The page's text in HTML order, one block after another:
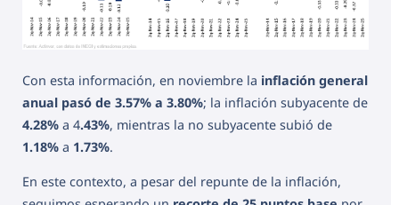
Con esta información, en noviembre la inflación general
anual pasó de 3.57% a 3.80%; la inflación subyacente de
4.28% a 4.43%, mientras la no subyacente subió de
1.18% a 1.73%.
En este contexto, a pesar del repunte de la inflación,